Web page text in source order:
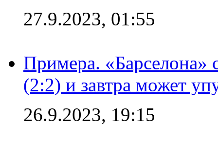
27.9.2023, 01:55
Примера. «Барселона»
(2:2) и завтра может
26.9.2023, 19:15